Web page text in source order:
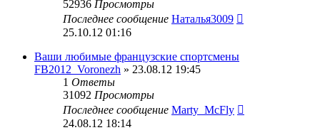
52936 Просмотры
Последнее сообщение Наталья3009
25.10.12 01:16
Ваши любимые французские спортсмены
FB2012_Voronezh » 23.08.12 19:45
1 Ответы
31092 Просмотры
Последнее сообщение Marty_McFly
24.08.12 18:14